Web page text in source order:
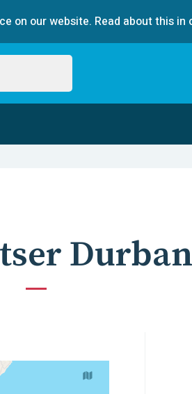
on our website. Read about this in
Durban